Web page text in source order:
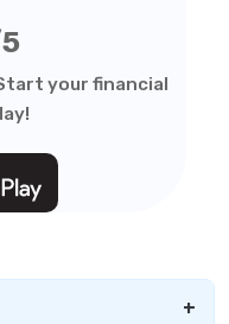
your financial
+